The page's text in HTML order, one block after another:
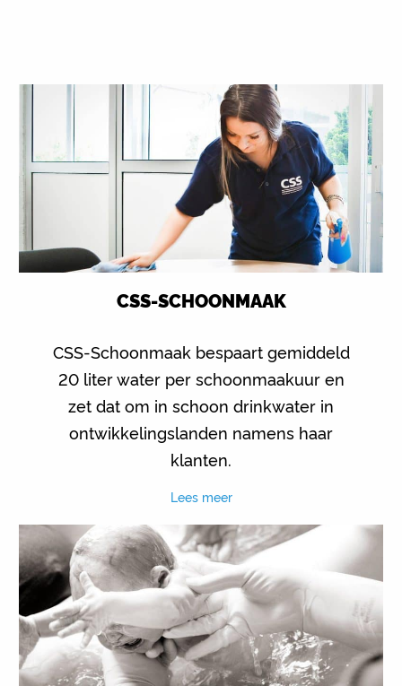
CSS-SCHOONMAAK
CSS-Schoonmaak bespaart gemiddeld
20 liter water per schoonmaakuur en
zet dat om in schoon drinkwater in
ontwikkelingslanden namens haar
klanten.
Lees meer